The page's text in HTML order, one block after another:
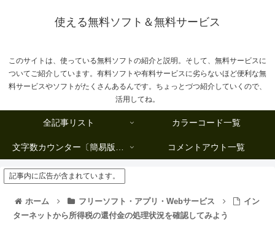
使える無料ソフト＆無料サービス
このサイトは、使っている無料ソフトの紹介と説明。そして、無料サービスに
ついてご紹介しています。有料ソフトや有料サービスに劣らないほど便利な無
料サービスやソフトがたくさんあるんです。ちょっとづつ紹介していくので、
活用してね。
全記事リスト カラーコード一覧
文字数カウンター〔簡易版複数行タイプ〕 コメントアウト一覧
記事内に広告が含まれています。
ホーム フリーソフト・アプリ・Webサービス
イン
ターネットから所得税の還付金の処理状況を確認してみよう